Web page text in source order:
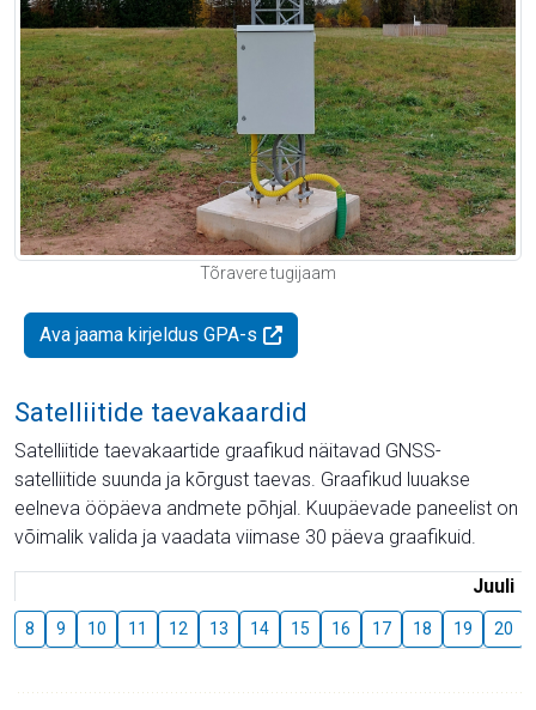
Tõravere tugijaam
Ava jaama kirjeldus GPA-s
Satelliitide taevakaardid
Satelliitide taevakaartide graafikud näitavad GNSS-
satelliitide suunda ja kõrgust taevas. Graafikud luuakse
eelneva ööpäeva andmete põhjal. Kuupäevade paneelist on
võimalik valida ja vaadata viimase 30 päeva graafikuid.
Juuli
8 9 10 11 12 13 14 15 16 17 18 19 20